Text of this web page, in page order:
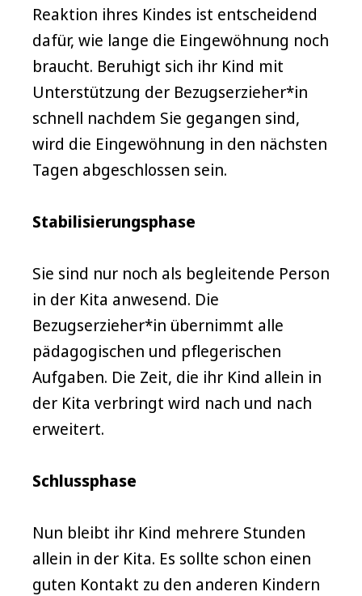
Reaktion ihres Kindes ist entscheidend
dafür, wie lange die Eingewöhnung noch
braucht. Beruhigt sich ihr Kind mit
Unterstützung der Bezugserzieher*in
schnell nachdem Sie gegangen sind,
wird die Eingewöhnung in den nächsten
Tagen abgeschlossen sein.
Stabilisierungsphase
Sie sind nur noch als begleitende Person
in der Kita anwesend. Die
Bezugserzieher*in übernimmt alle
pädagogischen und pflegerischen
Aufgaben. Die Zeit, die ihr Kind allein in
der Kita verbringt wird nach und nach
erweitert.
Schlussphase
Nun bleibt ihr Kind mehrere Stunden
allein in der Kita. Es sollte schon einen
guten Kontakt zu den anderen Kindern